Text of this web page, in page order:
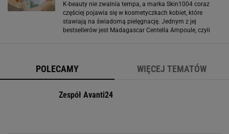
K-beauty nie zwalnia tempa, a marka Skin1004 coraz
częściej pojawia się w kosmetyczkach kobiet, które
stawiają na świadomą pielęgnację. Jednym z jej
bestsellerów jest Madagascar Centella Ampoule, czyli
POLECAMY WIĘCEJ TEMATÓW
Zespół Avanti24